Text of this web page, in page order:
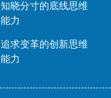
知晓分寸的底线思维
能力
追求变革的创新思维
能力